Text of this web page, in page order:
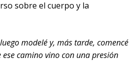
sobre el cuerpo y la
modelé y, más tarde, comencé
camino vino con una presión